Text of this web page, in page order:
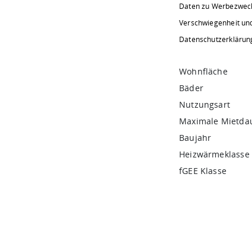
Daten zu
Verschwiegenheit
Wohnfläche
Bäder
Nutzungsart
Maximale
Baujahr
Heizwärmeklasse
fGEE Klasse